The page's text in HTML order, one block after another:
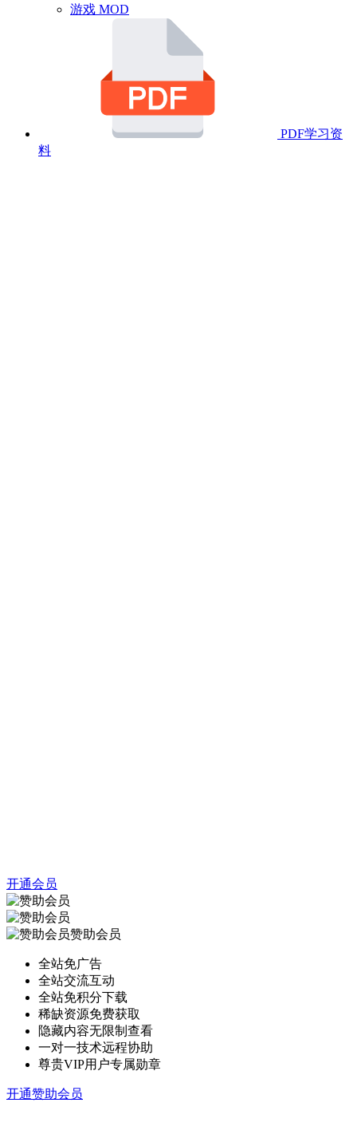
游戏 MOD
PDF学习资
料
开通会员
赞助会员
全站免广告
全站交流互动
全站免积分下载
稀缺资源免费获取
隐藏内容无限制查看
一对一技术远程协助
尊贵VIP用户专属勋章
开通赞助会员